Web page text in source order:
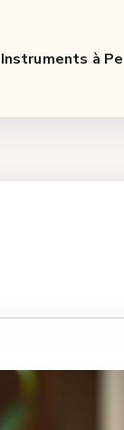
Instruments à